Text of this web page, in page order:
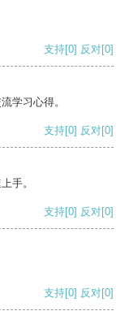
支持[0] 反对[0]
学习心得。
支持[0] 反对[0]
手。
支持[0] 反对[0]
支持[0] 反对[0]